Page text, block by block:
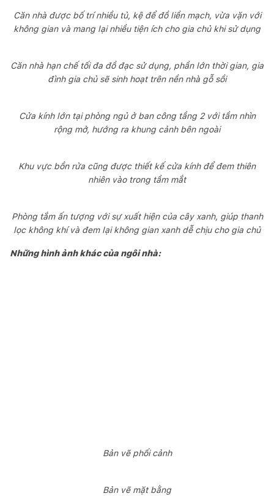
Căn nhà được bố trí nhiều tủ, kệ để đồ liền mạch, vừa vặn với
không gian và mang lại nhiều tiện ích cho gia chủ khi sử dụng
Căn nhà hạn chế tối đa đồ đạc sử dụng, phần lớn thời gian, gia
đình gia chủ sẽ sinh hoạt trên nền nhà gỗ sồi
Cửa kính lớn tại phòng ngủ ở ban công tầng 2 với tầm nhìn
rộng mở, hướng ra khung cảnh bên ngoài
Khu vực bồn rửa cũng được thiết kế cửa kính để đem thiên
nhiên vào trong tầm mắt
Phòng tắm ấn tượng với sự xuất hiện của cây xanh, giúp thanh
lọc không khí và đem lại không gian xanh dễ chịu cho gia chủ
Những hình ảnh khác của ngôi nhà:
Bản vẽ phối cảnh
Bản vẽ mặt bằng